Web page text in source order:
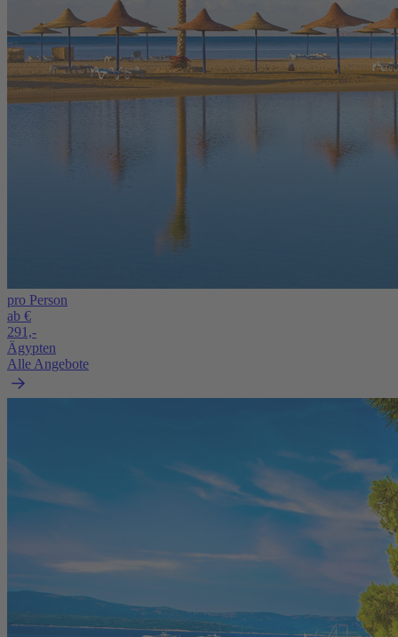
pro Person
ab €
291,-
Ägypten
Alle Angebote